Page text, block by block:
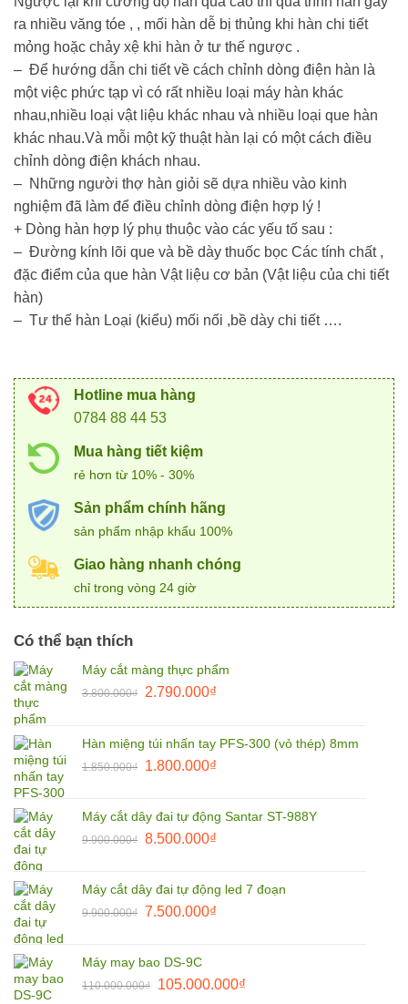
ra nhiều văng tóe , , mối hàn dễ bị thủng khi hàn chi tiết
mỏng hoặc chảy xệ khi hàn ở tư thế ngược .
– Để hướng dẫn chi tiết về cách chỉnh dòng điện hàn là
một việc phức tạp vì có rất nhiều loại máy hàn khác
nhau,nhiều loại vật liệu khác nhau và nhiều loại que hàn
khác nhau.Và mỗi một kỹ thuật hàn lại có một cách điều
chỉnh dòng điện khách nhau.
– Những người thợ hàn giỏi sẽ dựa nhiều vào kinh
nghiệm đã làm để điều chỉnh dòng điện hợp lý !
+ Dòng hàn hợp lý phụ thuộc vào các yếu tố sau :
– Đường kính lõi que và bề dày thuốc bọc Các tính chất ,
đặc điểm của que hàn Vật liệu cơ bản (Vật liệu của chi tiết
hàn)
– Tư thế hàn Loại (kiểu) mối nối ,bề dày chi tiết ….
Hotline mua hàng
0784 88 44 53
Mua hàng tiết kiệm
rẻ hơn từ 10% - 30%
Sản phẩm chính hãng
sản phẩm nhập khẩu 100%
Giao hàng nhanh chóng
chỉ trong vòng 24 giờ
Có thể bạn thích
Máy cắt màng thực phẩm
3.800.000₫
Giá
3.800.000₫.
2.790.000₫Giá
là:
2.790.000₫.
Hàn miệng túi nhấn tay PFS-300 (vỏ thép) 8mm
1.850.000₫
Giá
1.850.000₫.
1.800.000₫Giá
là:
1.800.000₫.
Máy cắt dây đai tự động Santar ST-988Y
9.900.000₫ Giá
9.900.000₫.
8.500.000₫Giá
là:
8.500.000₫.
Máy cắt dây đai tự động led 7 đoạn
9.900.000₫ Giá
9.900.000₫.
7.500.000₫Giá
7.500.000₫.
Máy may bao DS-9C
110.000.000₫
Giá
105.000.000₫Giá